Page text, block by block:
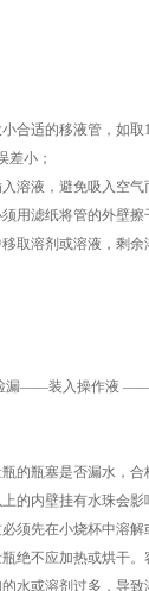
合适的移液管，如取
差小；
溶液，避免吸入空气
用滤纸将管的外壁擦
取溶剂或溶液，剩余
——装入操作液 ——
的瓶塞是否漏水，
的内壁挂有水珠会
须先在小烧杯中溶
绝不应加热或烘干
水或溶剂过多，导致